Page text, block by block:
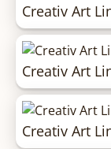
Creativ Art
Creativ Art
Creativ Art